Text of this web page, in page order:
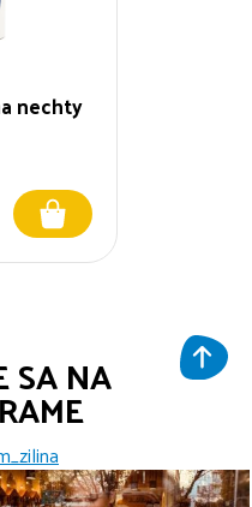
nechty
SA NA